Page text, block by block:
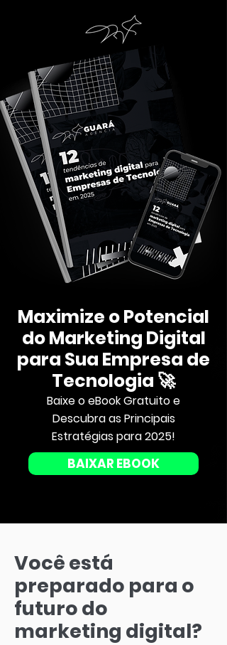
Maximize o Potencial
do Marketing Digital
para Sua Empresa de
Tecnologia 🚀
Baixe o eBook Gratuito e
Descubra as Principais
Estratégias para 2025!
BAIXAR EBOOK
Você está
preparado para o
futuro do
marketing digital?